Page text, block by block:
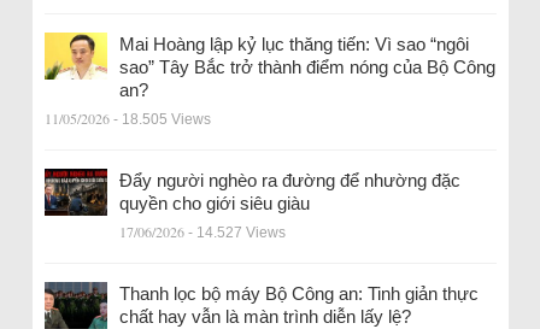
Mai Hoàng lập kỷ lục thăng tiến: Vì sao “ngôi
sao” Tây Bắc trở thành điểm nóng của Bộ Công
an?
11/05/2026 - 18.505 Views
Đẩy người nghèo ra đường để nhường đặc
quyền cho giới siêu giàu
17/06/2026 - 14.527 Views
Thanh lọc bộ máy Bộ Công an: Tinh giản thực
chất hay vẫn là màn trình diễn lấy lệ?